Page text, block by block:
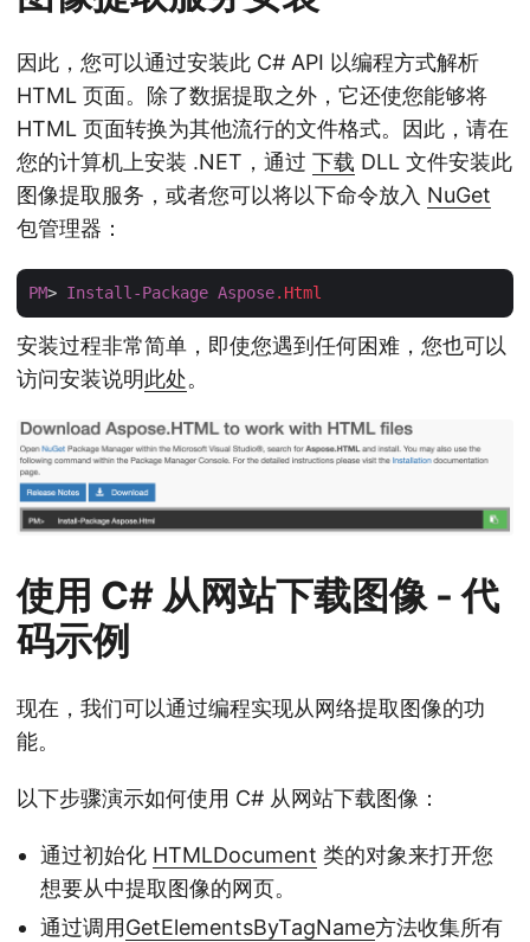
因此，您可以通过安装此 C# API 以编程方式解析
HTML 页面。除了数据提取之外，它还使您能够将
HTML 页面转换为其他流行的文件格式。因此，请在
您的计算机上安装 .NET，通过 下载 DLL 文件安装此
图像提取服务，或者您可以将以下命令放入 NuGet
包管理器：
PM> Install-Package Aspose.Html
安装过程非常简单，即使您遇到任何困难，您也可以
访问安装说明此处。
使用 C# 从网站下载图像 - 代
码示例
现在，我们可以通过编程实现从网络提取图像的功
能。
以下步骤演示如何使用 C# 从网站下载图像：
通过初始化 HTMLDocument 类的对象来打开您
想要从中提取图像的网页。
通过调用GetElementsByTagName方法收集所有